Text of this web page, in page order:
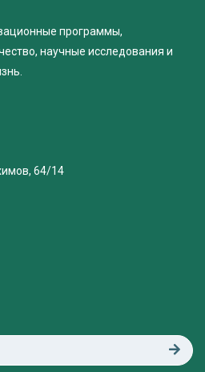
программы,
научные исследования и
64/14